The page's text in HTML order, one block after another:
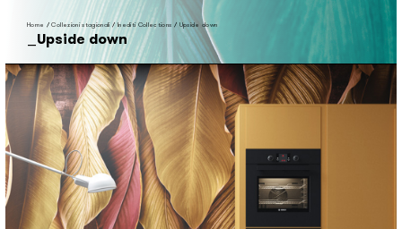
Home /Collezioni stagionali/ Inediti Collections / Upside down
Upside down